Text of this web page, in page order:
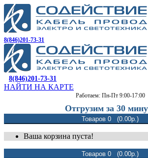
8(846)201-73-31
8(846)201-73-31
НАЙТИ НА КАРТЕ
Работаем: Пн-Пт 9:00-17:00
Отгрузим за 30
Товаров 0 (0.00р.)
Ваша корзина пуста!
Товаров 0 (0.00р.)